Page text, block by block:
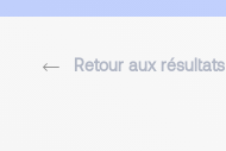
Retour aux résultats